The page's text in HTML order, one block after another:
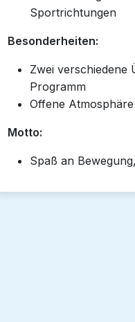
Sportrichtungen
Besonderheiten:
Zwei verschiedene
Programm
Offene
Motto:
Spaß an